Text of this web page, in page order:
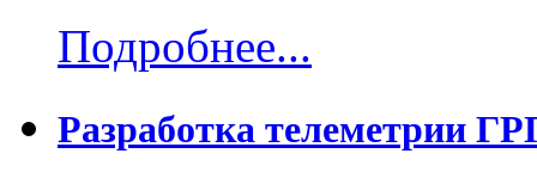
Подробнее...
Разработка телеметрии